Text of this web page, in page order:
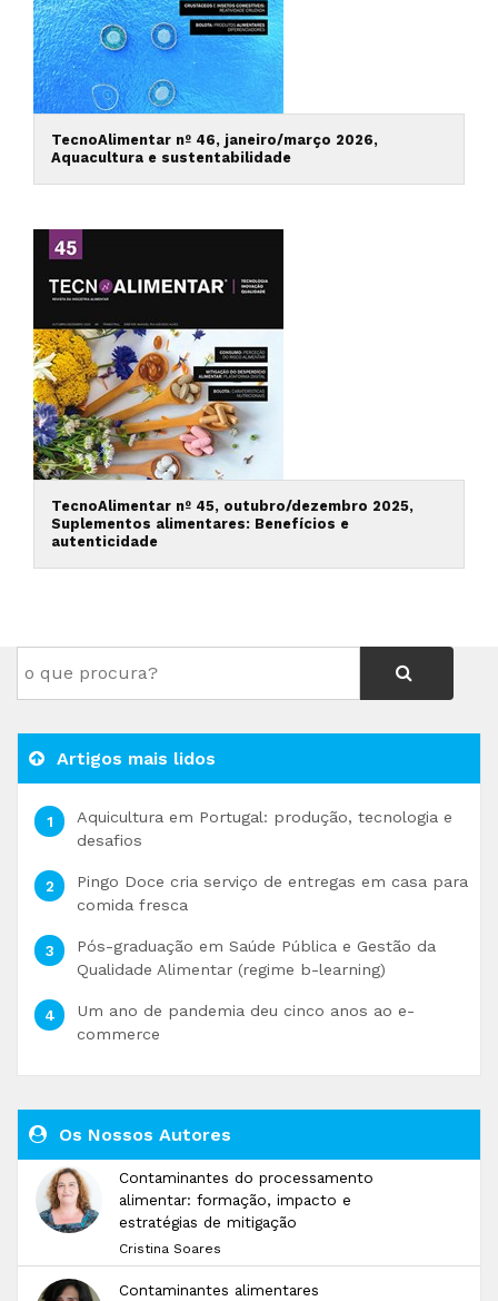
TecnoAlimentar nº 46, janeiro/março 2026,
Aquacultura e sustentabilidade
TecnoAlimentar nº 45, outubro/dezembro 2025,
Suplementos alimentares: Benefícios e
autenticidade
Artigos mais lidos
Aquicultura em Portugal: produção, tecnologia e
desafios
Pingo Doce cria serviço de entregas em casa para
comida fresca
Pós-graduação em Saúde Pública e Gestão da
Qualidade Alimentar (regime b-learning)
Um ano de pandemia deu cinco anos ao e-
commerce
Os Nossos Autores
Contaminantes do processamento
alimentar: formação, impacto e
estratégias de mitigação
Cristina Soares
Contaminantes alimentares